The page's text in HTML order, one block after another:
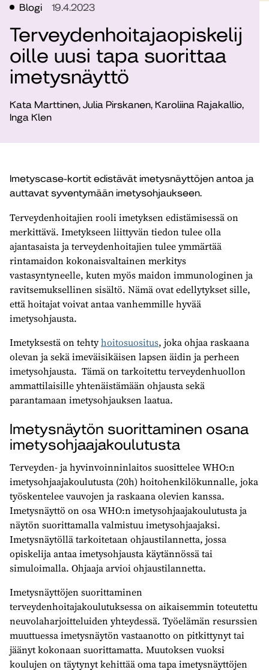
Blogi 19.4.2023
Terveydenhoitajaopiskelij
oille uusi tapa suorittaa
imetysnäyttö
Kata Marttinen, Julia Pirskanen, Karoliina Rajakallio,
Inga Klen
Imetyscase-kortit edistävät imetysnäyttöjen antoa ja
auttavat syventymään imetysohjaukseen.
Terveydenhoitajien rooli imetyksen edistämisessä on
merkittävä. Imetykseen liittyvän tiedon tulee olla
ajantasaista ja terveydenhoitajien tulee ymmärtää
rintamaidon kokonaisvaltainen merkitys
vastasyntyneelle, kuten myös maidon immunologinen ja
ravitsemuksellinen sisältö. Nämä ovat edellytykset sille,
että hoitajat voivat antaa vanhemmille hyvää
imetysohjausta.
Imetyksestä on tehtyhoitosuositus, joka ohjaa raskaana
olevan ja sekä imeväisikäisen lapsen äidin ja perheen
imetysohjausta. Tämä on tarkoitettu terveydenhuollon
ammattilaisille yhtenäistämään ohjausta sekä
parantamaan imetysohjauksen laatua.
Imetysnäytön suorittaminen osana
imetysohjaajakoulutusta
Terveyden- ja hyvinvoinninlaitos suosittelee WHO:n
imetysohjaajakoulutusta (20h) hoitohenkilökunnalle, joka
työskentelee vauvojen ja raskaana olevien kanssa.
Imetysnäyttö on osa WHO:n imetysohjaajakoulutusta ja
näytön suorittamalla valmistuu imetysohjaajaksi.
Imetysnäytöllä tarkoitetaan ohjaustilannetta, jossa
opiskelija antaa imetysohjausta käytännössä tai
simuloimalla. Ohjaaja arvioi ohjaustilannetta.
Imetysnäyttöjen suorittaminen
terveydenhoitajakoulutuksessa on aikaisemmin toteutettu
neuvolaharjoitteluiden yhteydessä. Työelämän resurssien
muuttuessa imetysnäytön vastaanotto on pitkittynyt tai
jäänyt kokonaan suorittamatta. Muutoksen vuoksi
koulujen on täytynyt kehittää oma tapa imetysnäyttöjen